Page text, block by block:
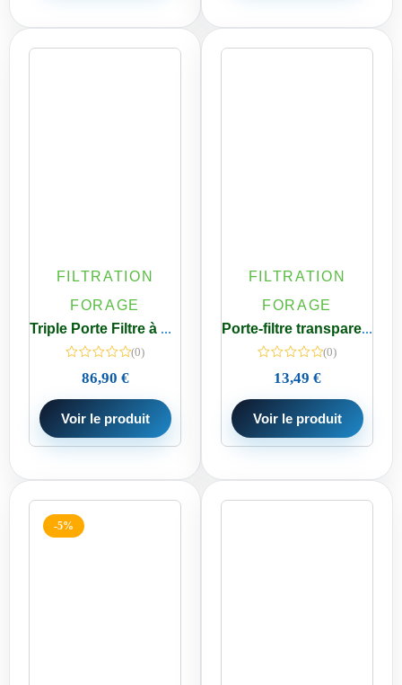
FILTRATION
FORAGE
Triple Porte Filtre à Eau de pluie cuves Transparentes 9 3/4 P E/S 20/27
(0)
86,90 €
Voir le produit
FILTRATION
FORAGE
Porte-filtre transparent 9 3/4 + cartouche bobine 20 microns E/S 3/4 P
(0)
13,49 €
Voir le produit
-5%